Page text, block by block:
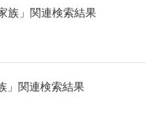
族」関連検索結果
」関連検索結果